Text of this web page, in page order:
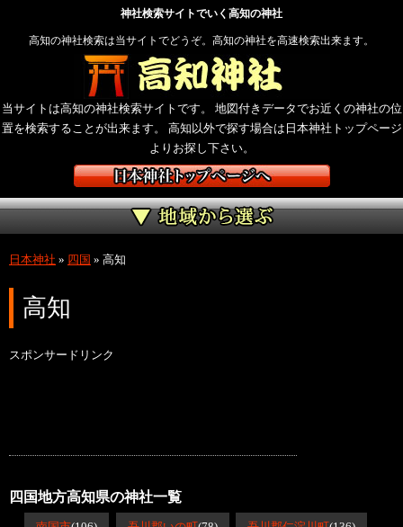
神社検索サイトでいく高知の神社
高知の神社検索は当サイトでどうぞ。高知の神社を高速検索出来ます。
当サイトは高知の神社検索サイトです。 地図付きデータでお近くの神社の位
置を検索することが出来ます。 高知以外で探す場合は日本神社トップページ
よりお探し下さい。
日本神社 » 四国 » 高知
高知
スポンサードリンク
四国地方高知県の神社一覧